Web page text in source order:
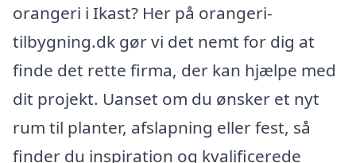
orangeri i Ikast? Her på orangeri-
tilbygning.dk gør vi det nemt for dig at
finde det rette firma, der kan hjælpe med
dit projekt. Uanset om du ønsker et nyt
rum til planter, afslapning eller fest, så
finder du inspiration og kvalificerede